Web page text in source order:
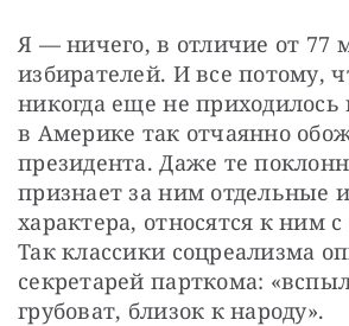
Я — ничего, в отличие от 77
избирателей. И все потому,
никогда еще не
в Америке так отчаянно
президента. Даже те
признает за ним отдельные
характера, относятся к ним
Так классики соцреализма
секретарей парткома:
грубоват, близок к народу».